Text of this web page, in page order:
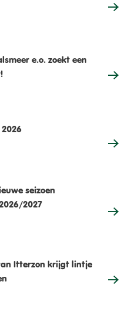
e.o. zoekt een
seizoen
2027
Itterzon krijgt lintje